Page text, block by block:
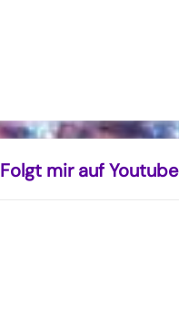
Folgt mir auf Youtube